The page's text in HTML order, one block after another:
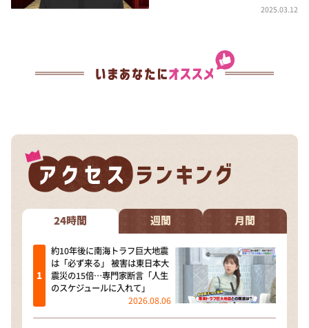
2025.03.12
24時間 週間 月間
約10年後に南海トラフ巨大地震
は「必ず来る」 被害は東日本大
震災の15倍…専門家断言「人生
のスケジュールに入れて」
2026.08.06